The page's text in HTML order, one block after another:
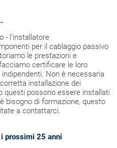
- l'installatore
per il cablaggio passivo
le prestazioni e
certificare le loro
Non è necessaria
installazione dei
questi possono essere installati
bisogno di formazione, questo
a contattarci.
prossimi 25 anni